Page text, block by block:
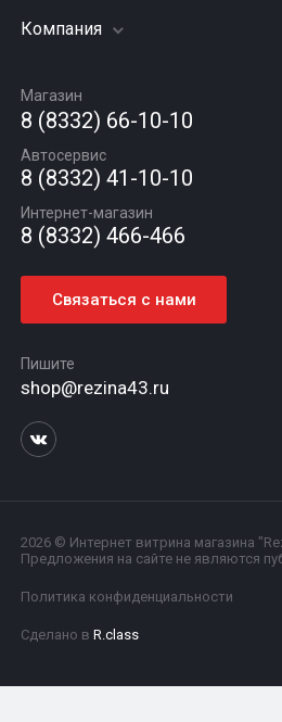
Диски
Автомасла
Подвеска (ходовая часть)
Шиномонтаж
Акции
Гарантии и возврат
Компания
Вакансии
Новости
Статьи
Контакты
Магазин
8 (8332) 66-10-10
Автосервис
8 (8332) 41-10-10
Интернет-магазин
8 (8332) 466-466
Связаться с нами
Пишите
shop@rezina43.ru
2026 © Интернет витрина магазина
Предложения на сайте не являются
Политика конфиденциальности
Сделано в R.class